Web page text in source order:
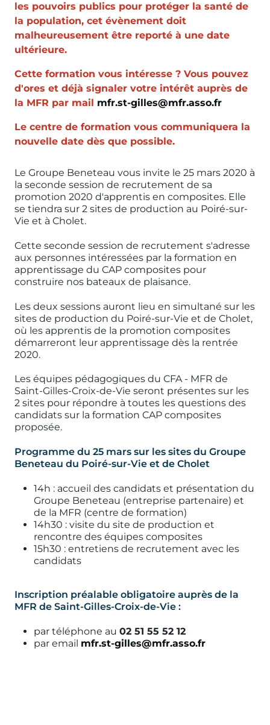
les pouvoirs publics pour protéger la santé de
la population, cet évènement doit
malheureusement être reporté à une date
ultérieure.
Cette formation vous intéresse ? Vous pouvez
d'ores et déjà signaler votre intérêt auprès de
la MFR par mail mfr.st-gilles@mfr.asso.fr
Le centre de formation vous communiquera la
nouvelle date dès que possible.
Le Groupe Beneteau vous invite le 25 mars 2020 à
la seconde session de recrutement de sa
promotion 2020 d'apprentis en composites. Elle
se tiendra sur 2 sites de production au Poiré-sur-
Vie et à Cholet.
Cette seconde session de recrutement s'adresse
aux personnes intéressées par la formation en
apprentissage du CAP composites pour
construire nos bateaux de plaisance.
Les deux sessions auront lieu en simultané sur les
sites de production du Poiré-sur-Vie et de Cholet,
où les apprentis de la promotion composites
démarreront leur apprentissage dès la rentrée
2020.
Les équipes pédagogiques du CFA - MFR de
Saint-Gilles-Croix-de-Vie seront présentes sur les
2 sites pour répondre à toutes les questions des
candidats sur la formation CAP composites
proposée.
Programme du 25 mars sur les sites du Groupe
Beneteau du Poiré-sur-Vie et de Cholet
14h : accueil des candidats et présentation du
Groupe Beneteau (entreprise partenaire) et
de la MFR (centre de formation)
14h30 : visite du site de production et
rencontre des équipes composites
15h30 : entretiens de recrutement avec les
candidats
Inscription préalable obligatoire auprès de la
MFR de Saint-Gilles-Croix-de-Vie :
par téléphone au 02 51 55 52 12
par email mfr.st-gilles@mfr.asso.fr